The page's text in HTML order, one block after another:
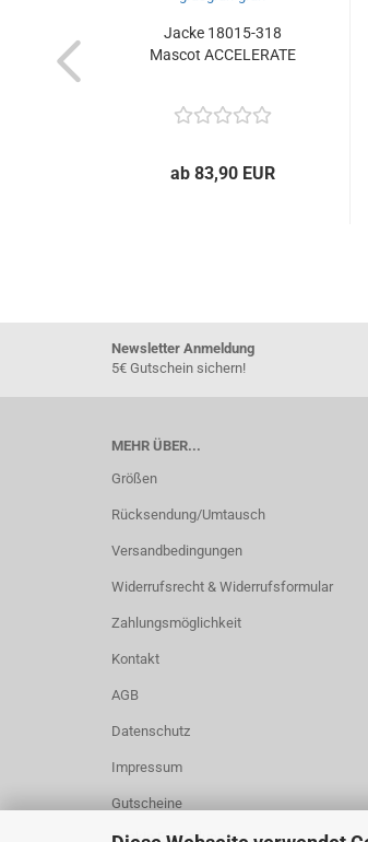
Jacke 18015-318
Mascot ACCELERATE
ab 83,90 EUR
Newsletter Anmeldung
5€ Gutschein sichern!
MEHR ÜBER...
Größen
Rücksendung/Umtausch
Versandbedingungen
Widerrufsrecht & Widerrufsformular
Zahlungsmöglichkeit
Kontakt
AGB
Datenschutz
Impressum
Gutscheine
Cookie Einstellungen